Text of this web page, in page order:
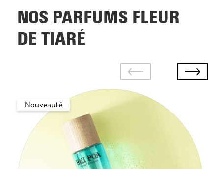
NOS PARFUMS FLEUR
DE TIARÉ
Nouveauté